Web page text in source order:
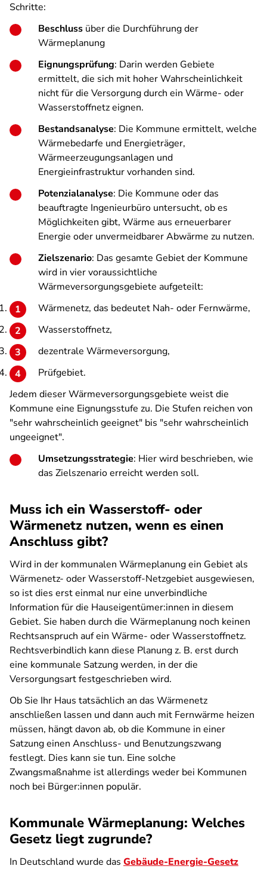
Schritte:
Beschluss über die Durchführung der
Wärmeplanung
Eignungsprüfung: Darin werden Gebiete
ermittelt, die sich mit hoher Wahrscheinlichkeit
nicht für die Versorgung durch ein Wärme- oder
Wasserstoffnetz eignen.
Bestandsanalyse: Die Kommune ermittelt, welche
Wärmebedarfe und Energieträger,
Wärmeerzeugungsanlagen und
Energieinfrastruktur vorhanden sind.
Potenzialanalyse: Die Kommune oder das
beauftragte Ingenieurbüro untersucht, ob es
Möglichkeiten gibt, Wärme aus erneuerbarer
Energie oder unvermeidbarer Abwärme zu nutzen.
Zielszenario: Das gesamte Gebiet der Kommune
wird in vier voraussichtliche
Wärmeversorgungsgebiete aufgeteilt:
Wärmenetz, das bedeutet Nah- oder Fernwärme,
Wasserstoffnetz,
dezentrale Wärmeversorgung,
Prüfgebiet.
Jedem dieser Wärmeversorgungsgebiete weist die
Kommune eine Eignungsstufe zu. Die Stufen reichen von
"sehr wahrscheinlich geeignet" bis "sehr wahrscheinlich
ungeeignet".
Umsetzungsstrategie: Hier wird beschrieben, wie
das Zielszenario erreicht werden soll.
Muss ich ein Wasserstoff- oder
Wärmenetz nutzen, wenn es einen
Anschluss gibt?
Wird in der kommunalen Wärmeplanung ein Gebiet als
Wärmenetz- oder Wasserstoff-Netzgebiet ausgewiesen,
so ist dies erst einmal nur eine unverbindliche
Information für die Hauseigentümer:innen in diesem
Gebiet. Sie haben durch die Wärmeplanung noch keinen
Rechtsanspruch auf ein Wärme- oder Wasserstoffnetz.
Rechtsverbindlich kann diese Planung z. B. erst durch
eine kommunale Satzung werden, in der die
Versorgungsart festgeschrieben wird.
Ob Sie Ihr Haus tatsächlich an das Wärmenetz
anschließen lassen und dann auch mit Fernwärme heizen
müssen, hängt davon ab, ob die Kommune in einer
Satzung einen Anschluss- und Benutzungszwang
festlegt. Dies kann sie tun. Eine solche
Zwangsmaßnahme ist allerdings weder bei Kommunen
noch bei Bürger:innen populär.
Kommunale Wärmeplanung: Welches
Gesetz liegt zugrunde?
In Deutschland wurde das Gebäude-Energie-Gesetz